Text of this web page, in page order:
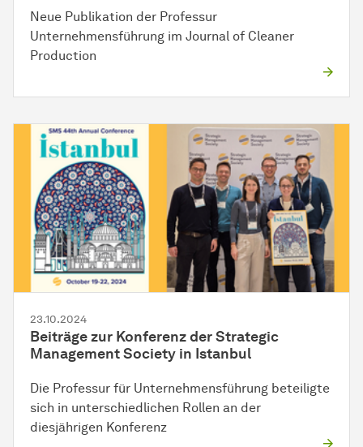
Neue Publikation der Professur
Unternehmensführung im Journal of Cleaner
Production
23.10.2024
Beiträge zur Konferenz der Strategic
Management Society in Istanbul
Die Professur für Unternehmensführung beteiligte
sich in unterschiedlichen Rollen an der
diesjährigen Konferenz